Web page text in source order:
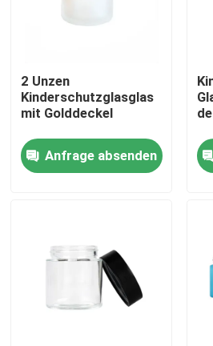
Produkte
2 Unzen
Kinderschutzglasglas
mit Golddeckel
Anfrage absenden